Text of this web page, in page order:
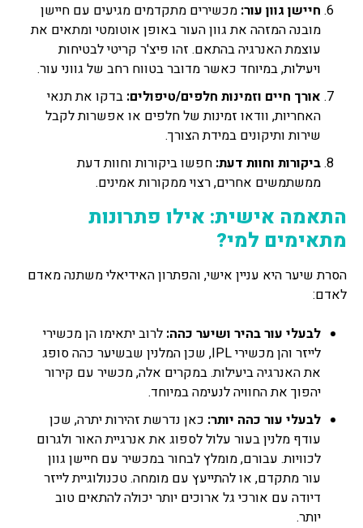
חיישן גוון עור: מכשירים מתקדמים מגיעים עם חיישן
מובנה המזהה את גוון העור באופן אוטומטי ומתאים את
עוצמת האנרגיה בהתאם. זהו פיצ'ר קריטי לבטיחות
ויעילות, במיוחד כאשר מדובר בטווח רחב של גווני עור.
אורך חיים וזמינות חלפים/טיפולים: בדקו את תנאי
האחריות, וודאו זמינות של חלפים או אפשרות לקבל
שירות ותיקונים במידת הצורך.
ביקורות וחוות דעת: חפשו ביקורות וחוות דעת
ממשתמשים אחרים, רצוי ממקורות אמינים.
התאמה אישית: אילו פתרונות
מתאימים למי?
הסרת שיער היא עניין אישי, והפתרון האידיאלי משתנה מאדם
לאדם:
לבעלי עור בהיר ושיער כהה: לרוב יתאימו הן מכשירי
לייזר והן מכשירי IPL, שכן המלנין שבשיער כהה סופג
את האנרגיה ביעילות. במקרים אלה, מכשיר עם קירור
יהפוך את החוויה לנעימה במיוחד.
לבעלי עור כהה יותר: כאן נדרשת זהירות יתרה, שכן
עודף מלנין בעור עלול לספוג את אנרגיית האור ולגרום
לכוויות. עבורם, מומלץ לבחור במכשיר עם חיישן גוון
עור מתקדם, או להתייעץ עם מומחה. טכנולוגיית לייזר
דיודה עם אורכי גל ארוכים יותר יכולה להתאים טוב
יותר.